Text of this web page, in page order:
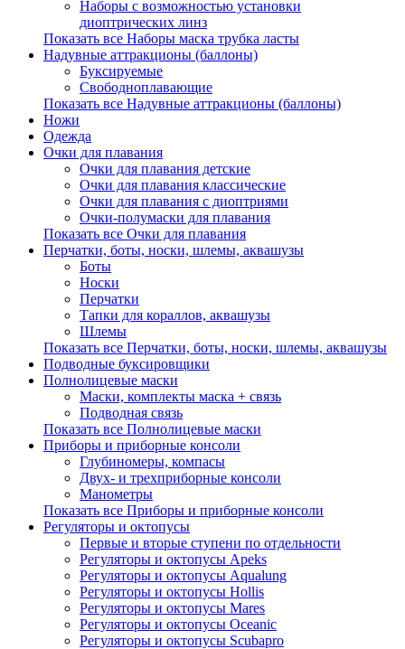
Наборы с возможностью установки
диоптрических линз
Показать все Наборы маска трубка ласты
Надувные аттракционы (баллоны)
Буксируемые
Свободноплавающие
Показать все Надувные аттракционы (баллоны)
Ножи
Одежда
Очки для плавания
Очки для плавания детские
Очки для плавания классические
Очки для плавания с диоптриями
Очки-полумаски для плавания
Показать все Очки для плавания
Перчатки, боты, носки, шлемы, аквашузы
Боты
Носки
Перчатки
Тапки для кораллов, аквашузы
Шлемы
Показать все Перчатки, боты, носки, шлемы, аквашузы
Подводные буксировщики
Полнолицевые маски
Маски, комплекты маска + связь
Подводная связь
Показать все Полнолицевые маски
Приборы и приборные консоли
Глубиномеры, компасы
Двух- и трехприборные консоли
Манометры
Показать все Приборы и приборные консоли
Регуляторы и октопусы
Первые и вторые ступени по отдельности
Регуляторы и октопусы Apeks
Регуляторы и октопусы Aqualung
Регуляторы и октопусы Hollis
Регуляторы и октопусы Mares
Регуляторы и октопусы Oceanic
Регуляторы и октопусы Scubapro